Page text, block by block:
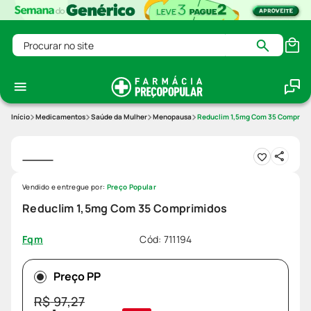
Procurar no site
Medicamentos Saúde da Mulher Menopausa Reduclim 1,5mg Com 35
Reduclim 1,5mg Com 35 Comprimidos
Fqm Cód: 711194
Vendido e entregue por: Preço Popular
Preço PP
R$97,27